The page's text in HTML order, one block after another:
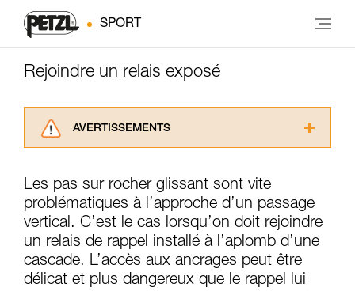
SPORT
Rejoindre un relais exposé
AVERTISSEMENTS
consulter. Vous devez avoir compris les
informations de la notice technique pour
pouvoir comprendre ce complément
d’informations.
Maîtriser ces techniques nécessite une
formation et un entraînement spécifique. Validez
avec un professionnel votre capacité à refaire
Les pas sur rocher glissant sont vite
problématiques à l’approche d’un passage
vertical. C’est le cas lorsqu’on doit rejoindre
un relais de rappel installé à l’aplomb d’une
cascade. L’accès aux ancrages peut être
délicat et plus dangereux que le rappel lui